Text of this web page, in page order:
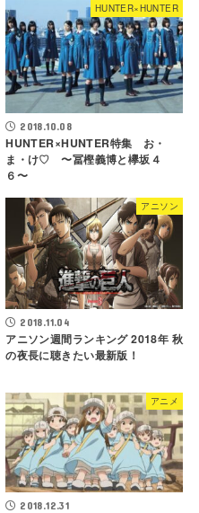
HUNTER×HUNTER
2018.10.08
HUNTER×HUNTER特集 お・
ま・け♡ 〜冨樫義博と欅坂４
６〜
アニソン
2018.11.04
アニソン週間ランキング 2018年 秋
の夜長に聴きたい最新版！
アニメ
2018.12.31